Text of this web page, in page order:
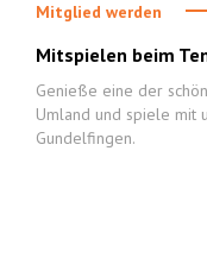
Mitglied werden
Mitspielen beim
Genieße eine der
Umland und spiele mit
Gundelfingen.